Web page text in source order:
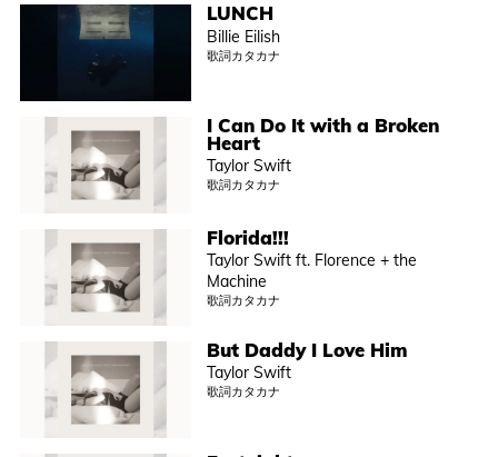
LUNCH
Billie Eilish
歌詞カタカナ
I Can Do It with a Broken
Heart
Taylor Swift
歌詞カタカナ
Florida!!!
Taylor Swift ft. Florence + the
Machine
歌詞カタカナ
But Daddy I Love Him
Taylor Swift
歌詞カタカナ